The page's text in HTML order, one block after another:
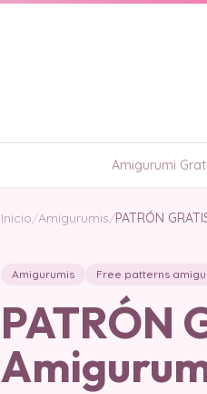
Amigurumi
Inicio/Amigurumis/PATRÓN
Amigurumis Free patterns
PATRÓN